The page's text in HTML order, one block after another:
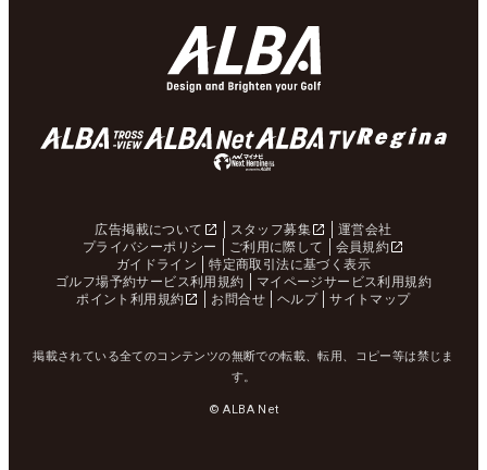
広告掲載について スタッフ募集
運営会社
プライバシーポリシー
ご利用に際して
会員規約
ガイドライン
特定商取引法に基づく表示
ゴルフ場予約サービス利用規約
マイページサービス利用規約
ポイント利用規約
お問合せ ヘルプ サイトマップ
掲載されている全てのコンテンツの無断での転載、転用、コピー等は禁じま
す。
© ALBA Net